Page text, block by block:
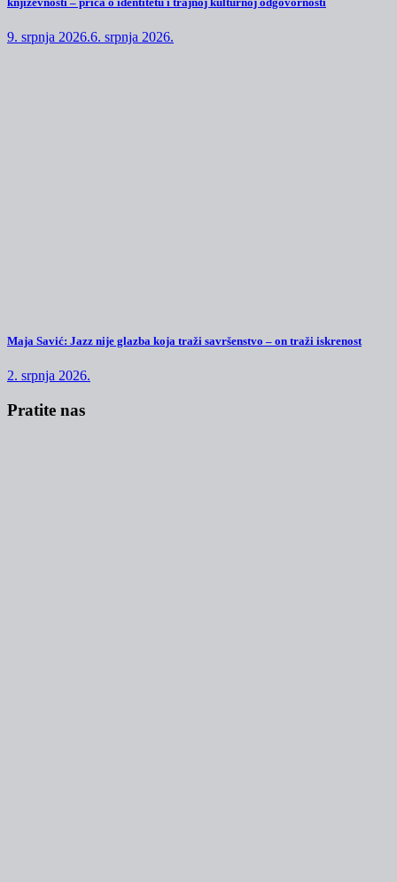
9. srpnja 2026.6. srpnja 2026.
Maja Savić: Jazz nije glazba koja traži savršenstvo – on traži iskrenost
2. srpnja 2026.
Pratite nas